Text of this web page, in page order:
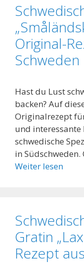
Original-
Schweden
Hast du Lust
backen? Auf
Originalrezept
und
schwedische
in
Weiter lesen
Gratin
Rezept